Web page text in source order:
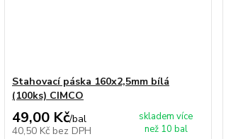
Stahovací páska 160x2,5mm bílá
(100ks) CIMCO
49,00 Kč/bal
40,50 Kč bez DPH
skladem více
než 10 bal